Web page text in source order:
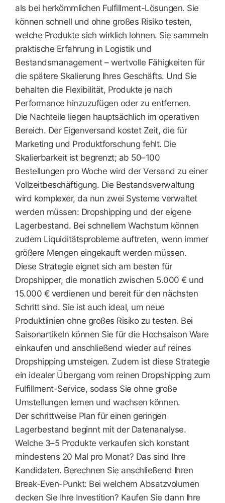
als bei herkömmlichen Fulfillment-Lösungen. Sie
können schnell und ohne großes Risiko testen,
welche Produkte sich wirklich lohnen. Sie sammeln
praktische Erfahrung in Logistik und
Bestandsmanagement – ​​wertvolle Fähigkeiten für
die spätere Skalierung Ihres Geschäfts. Und Sie
behalten die Flexibilität, Produkte je nach
Performance hinzuzufügen oder zu entfernen.
Die Nachteile liegen hauptsächlich im operativen
Bereich. Der Eigenversand kostet Zeit, die für
Marketing und Produktforschung fehlt. Die
Skalierbarkeit ist begrenzt; ab 50–100
Bestellungen pro Woche wird der Versand zu einer
Vollzeitbeschäftigung. Die Bestandsverwaltung
wird komplexer, da nun zwei Systeme verwaltet
werden müssen: Dropshipping und der eigene
Lagerbestand. Bei schnellem Wachstum können
zudem Liquiditätsprobleme auftreten, wenn immer
größere Mengen eingekauft werden müssen.
Diese Strategie eignet sich am besten für
Dropshipper, die monatlich zwischen 5.000 € und
15.000 € verdienen und bereit für den nächsten
Schritt sind. Sie ist auch ideal, um neue
Produktlinien ohne großes Risiko zu testen. Bei
Saisonartikeln können Sie für die Hochsaison Ware
einkaufen und anschließend wieder auf reines
Dropshipping umsteigen. Zudem ist diese Strategie
ein idealer Übergang vom reinen Dropshipping zum
Fulfillment-Service, sodass Sie ohne große
Umstellungen lernen und wachsen können.
Der schrittweise Plan für einen geringen
Lagerbestand beginnt mit der Datenanalyse.
Welche 3–5 Produkte verkaufen sich konstant
mindestens 20 Mal pro Monat? Das sind Ihre
Kandidaten. Berechnen Sie anschließend Ihren
Break-Even-Punkt: Bei welchem ​​Absatzvolumen
decken Sie Ihre Investition? Kaufen Sie dann Ihre